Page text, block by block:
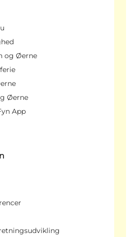
og Øerne
Øerne
App